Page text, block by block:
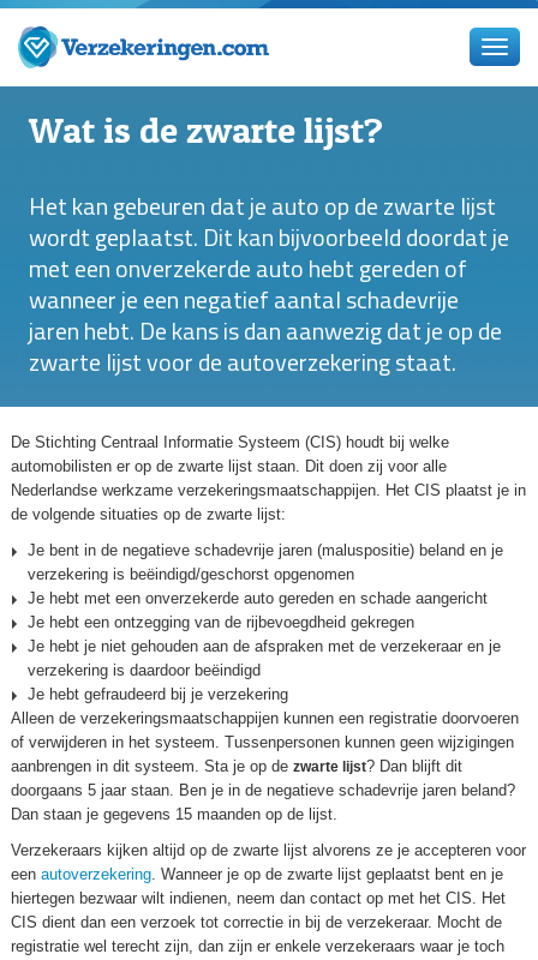
Wat is de zwarte lijst?
Het kan gebeuren dat je auto op de zwarte lijst
wordt geplaatst. Dit kan bijvoorbeeld doordat je
met een onverzekerde auto hebt gereden of
wanneer je een negatief aantal schadevrije
jaren hebt. De kans is dan aanwezig dat je op de
zwarte lijst voor de autoverzekering staat.
De Stichting Centraal Informatie Systeem (CIS) houdt bij welke
automobilisten er op de zwarte lijst staan. Dit doen zij voor alle
Nederlandse werkzame verzekeringsmaatschappijen. Het CIS plaatst je in
de volgende situaties op de zwarte lijst:
Je bent in de negatieve schadevrije jaren (maluspositie) beland en je
verzekering is beëindigd/geschorst opgenomen
Je hebt met een onverzekerde auto gereden en schade aangericht
Je hebt een ontzegging van de rijbevoegdheid gekregen
Je hebt je niet gehouden aan de afspraken met de verzekeraar en je
verzekering is daardoor beëindigd
Je hebt gefraudeerd bij je verzekering
Alleen de verzekeringsmaatschappijen kunnen een registratie doorvoeren
of verwijderen in het systeem. Tussenpersonen kunnen geen wijzigingen
aanbrengen in dit systeem. Sta je op de zwarte lijst? Dan blijft dit
doorgaans 5 jaar staan. Ben je in de negatieve schadevrije jaren beland?
Dan staan je gegevens 15 maanden op de lijst.
Verzekeraars kijken altijd op de zwarte lijst alvorens ze je accepteren voor
een autoverzekering. Wanneer je op de zwarte lijst geplaatst bent en je
hiertegen bezwaar wilt indienen, neem dan contact op met het CIS. Het
CIS dient dan een verzoek tot correctie in bij de verzekeraar. Mocht de
registratie wel terecht zijn, dan zijn er enkele verzekeraars waar je toch